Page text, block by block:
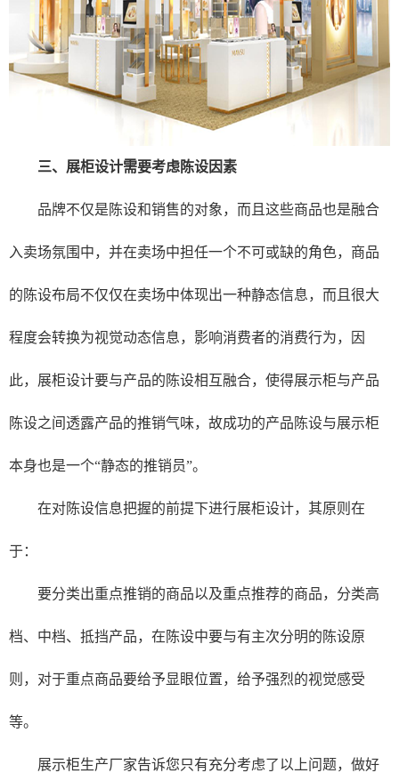
三、展柜设计需要考虑陈设因素
品牌不仅是陈设和销售的对象，而且这些商品也是融合
入卖场氛围中，并在卖场中担任一个不可或缺的角色，商品
的陈设布局不仅仅在卖场中体现出一种静态信息，而且很大
程度会转换为视觉动态信息，影响消费者的消费行为，因
此，展柜设计要与产品的陈设相互融合，使得展示柜与产品
陈设之间透露产品的推销气味，故成功的产品陈设与展示柜
本身也是一个“静态的推销员”。
在对陈设信息把握的前提下进行展柜设计，其原则在
于：
要分类出重点推销的商品以及重点推荐的商品，分类高
档、中档、抵挡产品，在陈设中要与有主次分明的陈设原
则，对于重点商品要给予显眼位置，给予强烈的视觉感受
等。
展示柜生产厂家告诉您只有充分考虑了以上问题，做好